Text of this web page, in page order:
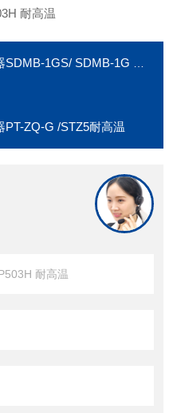
耐高温
1GS/ SDMB-1G 耐高温
PT-ZQ-G /STZ5耐高温